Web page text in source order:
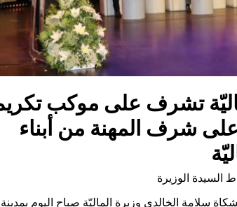
تلتقي بالمدير العام
لضمان الاستثمار
السيدة الوزيرة